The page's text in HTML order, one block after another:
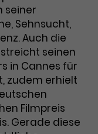
Analytics
einmal
um
mit
und
seiner
Sehnsucht,
Auch die
seinen
in Cannes für
zudem erhielt
Filmpreis
Gerade diese